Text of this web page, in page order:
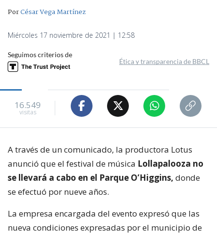
PorCésar Vega Martínez
Miércoles 17 noviembre de 2021 | 12:58
Seguimos criterios de
Ética y transparencia de BBCL
16.549
visitas
A través de un comunicado, la productora Lotus
anunció que el festival de música Lollapalooza no
se llevará a cabo en el Parque O’Higgins, donde
se efectuó por nueve años.
La empresa encargada del evento expresó que las
nueva condiciones expresadas por el municipio de